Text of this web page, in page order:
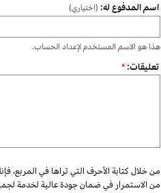
اسم المدفوع له: (اختياري)
هذا هو الاسم المستخدم لإعداد الحساب.
تعليقات:*
من خلال كتابة الأحرف التي تراها في المربع،
من الاستمرار في ضمان جودة عالية لخدمة